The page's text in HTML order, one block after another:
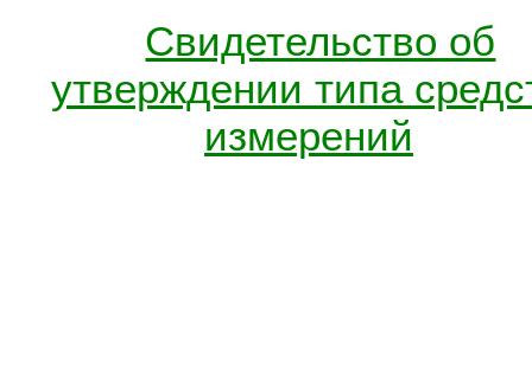
Свидетельство об
утверждении типа
измерений